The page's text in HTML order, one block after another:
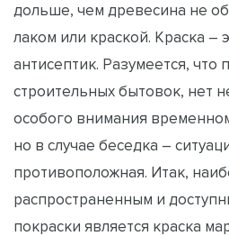
дольше, чем древесина не
лаком или краской. Краска –
антисептик. Разумеется, что
строительных бытовок, нет
особого внимания
но в случае беседка –
противоположная. Итак,
распространенным и
покраски является краска